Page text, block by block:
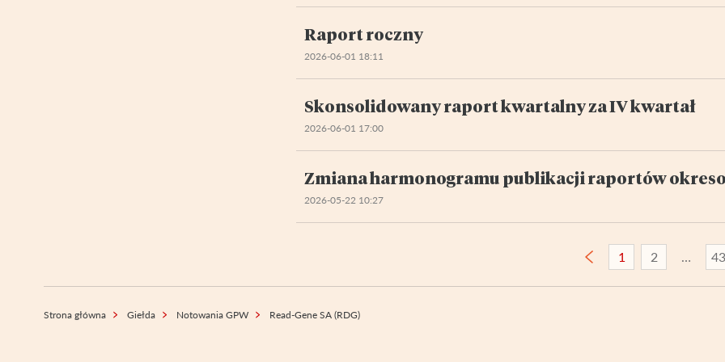
Raport roczny
2026-06-01 18:11
Skonsolidowany raport kwartalny za IV kwartał
2026-06-01 17:00
Zmiana harmonogramu publikacji raportów
2026-05-22 10:27
1 2 43
Strona główna Giełda Notowania GPW Read-Gene SA (RDG)